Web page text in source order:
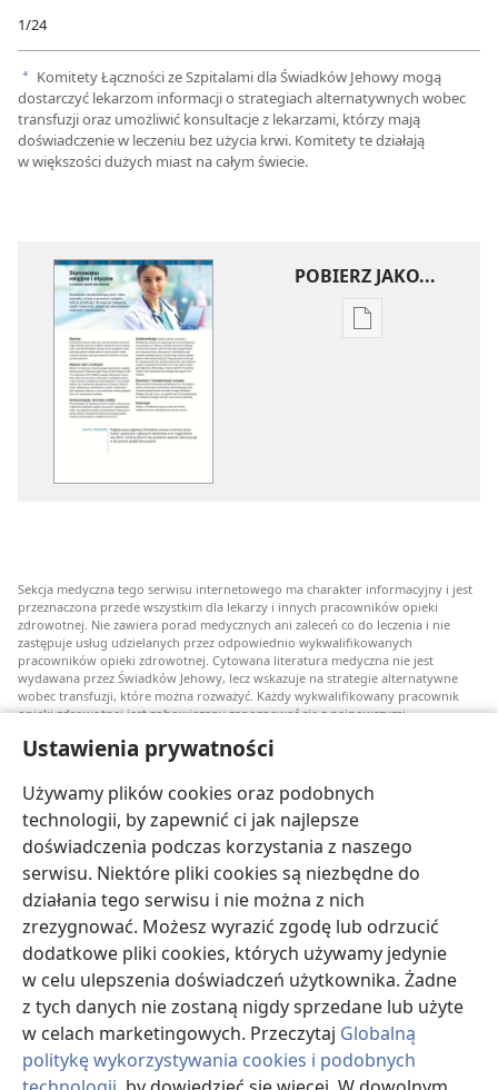
Ustawienia prywatności
Używamy plików cookies oraz podobnych
technologii, by zapewnić ci jak najlepsze
doświadczenia podczas korzystania z naszego
serwisu. Niektóre pliki cookies są niezbędne do
działania tego serwisu i nie można z nich
zrezygnować. Możesz wyrazić zgodę lub odrzucić
dodatkowe pliki cookies, których używamy jedynie
w celu ulepszenia doświadczeń użytkownika. Żadne
z tych danych nie zostaną nigdy sprzedane lub użyte
w celach marketingowych. Przeczytaj Globalną
politykę wykorzystywania cookies i podobnych
1/24
a Komitety Łączności ze Szpitalami dla Świadków Jehowy mogą
dostarczyć lekarzom informacji o strategiach alternatywnych wobec
transfuzji oraz umożliwić konsultacje z lekarzami, którzy mają
doświadczenie w leczeniu bez użycia krwi. Komitety te działają
w większości dużych miast na całym świecie.
POBIERZ JAKO...
Ustawienia
Sekcja medyczna tego serwisu internetowego ma charakter informacyjny i jest
przeznaczona przede wszystkim dla lekarzy i innych pracowników opieki
zdrowotnej. Nie zawiera porad medycznych ani zaleceń co do leczenia i nie
zastępuje usług udzielanych przez odpowiednio wykwalifikowanych
pracowników opieki zdrowotnej. Cytowana literatura medyczna nie jest
wydawana przez Świadków Jehowy, lecz wskazuje na strategie alternatywne
wobec transfuzji, które można rozważyć. Każdy wykwalifikowany pracownik
opieki zdrowotnej jest zobowiązany zapoznawać się z najnowszymi
pomóc mu w dokonaniu wyboru stosownie do jego stanu zdrowia, życzeń,
wartości i przekonań. Nie wszystkie wymienione strategie są odpowiednie dla
wszystkich chorych i nie wszystkie są przez nich akceptowane.
W sprawie leczenia lub stanu zdrowia pacjenci zawsze powinni zasięgać
informacji u swojego lekarza lub innego wykwalifikowanego pracownika opieki
zdrowotnej. Jeżeli podejrzewasz, że jesteś chory, zgłoś się do lekarza.
Korzystanie z tego serwisu internetowego jest ograniczone warunkami jego
użytkowania.
Wyświetlanie